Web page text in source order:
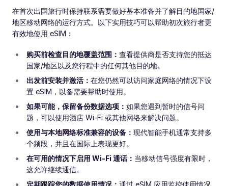
在首次出国旅行时保持联系需要做好基本准备并了解目的地国家/
地区移动网络的运行方式。以下实用技巧可以帮助初次旅行者更
有效地使用 eSIM：
购买前检查目的地覆盖范围： 查看提供商是否支持您的抵达
国家/地区以及您行程中的任何其他目的地。
出发前安装并激活： 在您仍然可以访问家庭网络的情况下设
置 eSIM，以备需要帮助时使用。
如果可能，保留备份数据选项： 如果您遇到暂时的信号问
题，可以使用酒店 Wi-Fi 或其他网络来解决问题。
使用与本地网络标准兼容的设备： 现代智能手机通常支持多
个频段，并且在国际上表现更好。
在可用的情况下启用 Wi-Fi 通话： 当移动信号强度有限时，
这允许继续通信。
定期跟踪您的数据使用情况： 通过 eSIM 应用监控使用情况